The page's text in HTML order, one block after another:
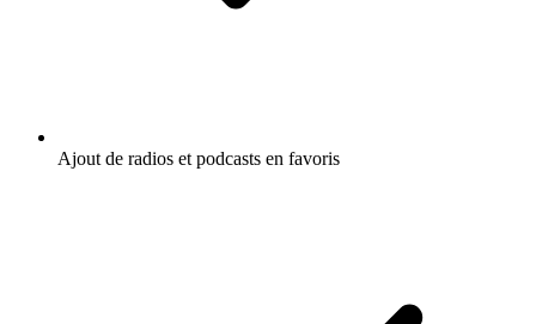
Ajout de radios et podcasts en favoris